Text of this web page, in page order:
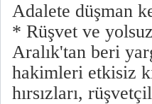
Adalete düşman
* Rüşvet ve
Aralık'tan beri
hakimleri etkisiz
hırsızları,